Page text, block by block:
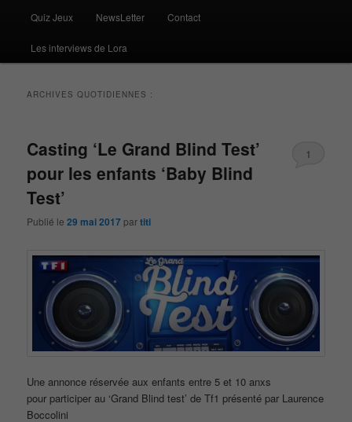
Quiz Jeux NewsLetter Contact
Les interviews de Lora
ARCHIVES QUOTIDIENNES :
Casting ‘Le Grand Blind Test’
pour les enfants ‘Baby Blind
Test’
Publié le29 mai 2017 partiti
1
Une annonce réservée aux enfants entre 5 et 10 anxs
pour participer au ‘Grand Blind test’ de Tf1 présenté par Laurence
Boccolini